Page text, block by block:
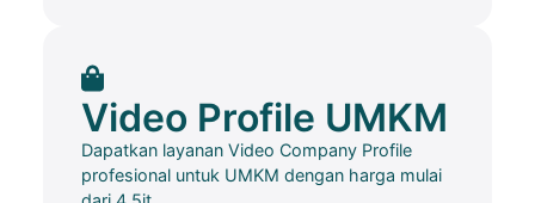
Video Profile UMKM
Dapatkan layanan Video Company Profile
profesional untuk UMKM dengan harga mulai